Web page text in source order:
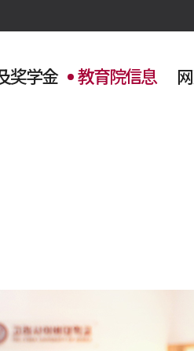
奖学金 教育院信息